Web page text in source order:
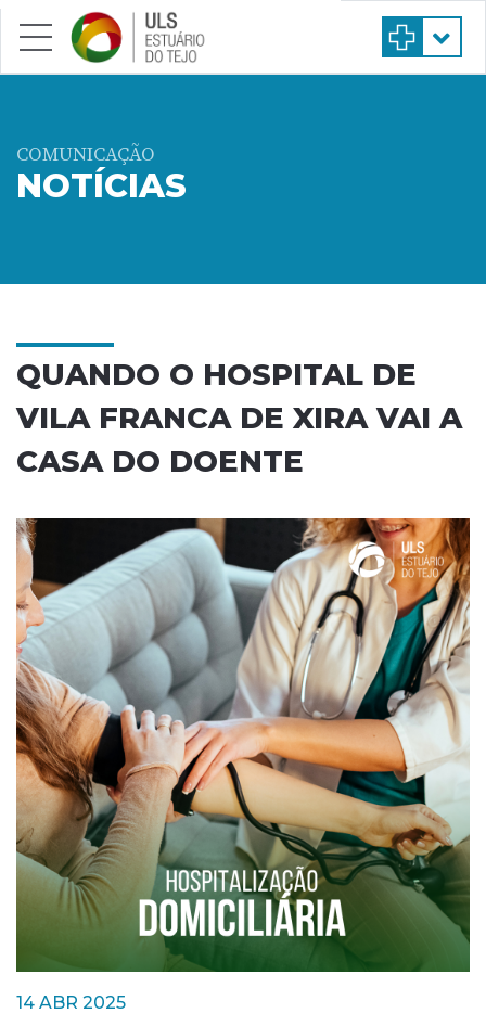
Saltar para conteúdo principal
COMUNICAÇÃO
NOTÍCIAS
QUANDO O HOSPITAL DE
VILA FRANCA DE XIRA VAI A
CASA DO DOENTE
14 ABR 2025